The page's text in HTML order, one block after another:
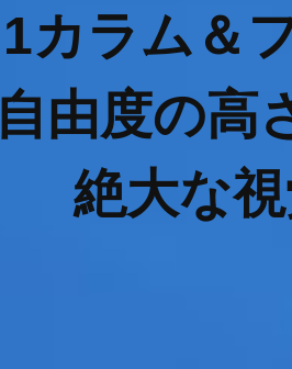
1カラム＆
自由度の高
絶大な